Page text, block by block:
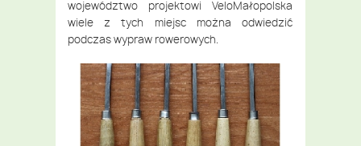
województwo projektowi VeloMałopolska
wiele z tych miejsc można odwiedzić
podczas wypraw rowerowych.